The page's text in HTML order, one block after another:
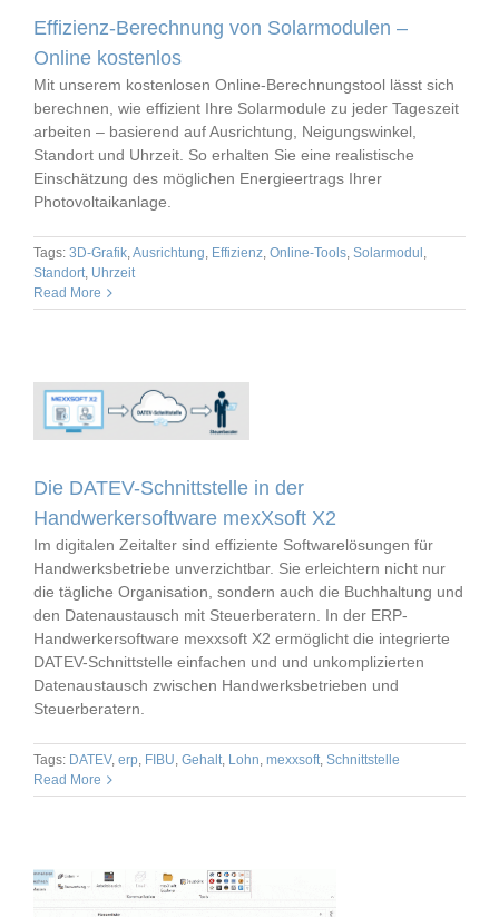
Effizienz-Berechnung von Solarmodulen –
Online kostenlos
Mit unserem kostenlosen Online-Berechnungstool lässt sich
berechnen, wie effizient Ihre Solarmodule zu jeder Tageszeit
arbeiten – basierend auf Ausrichtung, Neigungswinkel,
Standort und Uhrzeit. So erhalten Sie eine realistische
Einschätzung des möglichen Energieertrags Ihrer
Photovoltaikanlage.
Tags: 3D-Grafik,Ausrichtung, Effizienz, Online-Tools, Solarmodul ,
Standort, Uhrzeit
Read More
Die DATEV-Schnittstelle in der
Handwerkersoftware mexXsoft X2
Im digitalen Zeitalter sind effiziente Softwarelösungen für
Handwerksbetriebe unverzichtbar. Sie erleichtern nicht nur
die tägliche Organisation, sondern auch die Buchhaltung und
den Datenaustausch mit Steuerberatern. In der ERP-
Handwerkersoftware mexxsoft X2 ermöglicht die integrierte
DATEV-Schnittstelle einfachen und und unkomplizierten
Datenaustausch zwischen Handwerksbetrieben und
Steuerberatern.
Tags: DATEV, erp FIBU Gehalt Lohn mexxsoft Schnittstelle
Read More